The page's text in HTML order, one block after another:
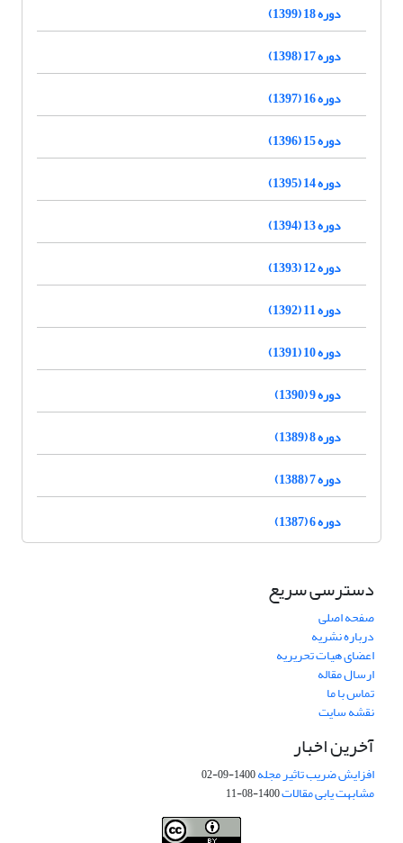
دوره 18 (1399)
دوره 17 (1398)
دوره 16 (1397)
دوره 15 (1396)
دوره 14 (1395)
دوره 13 (1394)
دوره 12 (1393)
دوره 11 (1392)
دوره 10 (1391)
دوره 9 (1390)
دوره 8 (1389)
دوره 7 (1388)
دوره 6 (1387)
دسترسی سریع
صفحه اصلی
درباره نشریه
اعضای هیات تحریریه
ارسال مقاله
تماس با ما
نقشه سایت
آخرین اخبار
افزایش ضریب تاثیر مجله1400-09-02
مشابهت یابی مقالات1400-08-11